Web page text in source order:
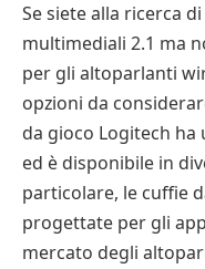
Se siete alla ricerca
multimediali 2.1 ma
per gli altoparlanti
opzioni da
da gioco Logitech ha
ed è disponibile in
particolare, le cuffie
progettate per gli
mercato degli